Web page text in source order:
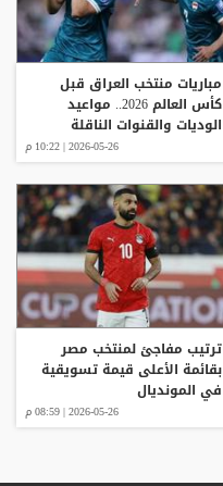
مباريات منتخب العراق قبل
كأس العالم 2026.. مواعيد
الوديات والقنوات الناقلة
2026-05-26 | 10:22 م
ترتيب مفاجئ لمنتخب مصر
بقائمة الأعلى قيمة تسويقية
في المونديال
2026-05-26 | 08:59 م